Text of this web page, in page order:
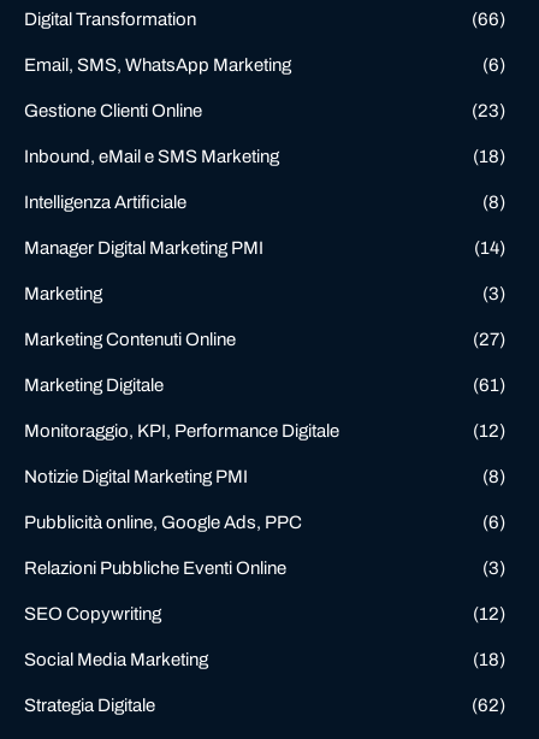
Digital Transformation (66)
Email, SMS, WhatsApp Marketing (6)
Gestione Clienti Online (23)
Inbound, eMail e SMS Marketing (18)
Intelligenza Artificiale (8)
Manager Digital Marketing PMI (14)
Marketing (3)
Marketing Contenuti Online (27)
Marketing Digitale (61)
Monitoraggio, KPI, Performance Digitale (12)
Notizie Digital Marketing PMI (8)
Pubblicità online, Google Ads, PPC (6)
Relazioni Pubbliche Eventi Online (3)
SEO Copywriting (12)
Social Media Marketing (18)
Strategia Digitale (62)